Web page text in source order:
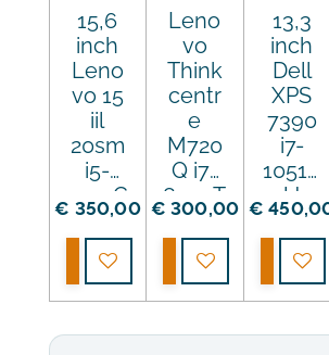
15,6
inch
Leno
vo 15
iil
20sm
i5-
1035G
1
3.6GH
z
16GB
€ 350,00
Bekijk details
Leno
vo
Think
centr
e
M720
Q i7-
8700T
4.0GH
z
16GB
DDR4
€ 300,00
Bekijk details
13,3
inch
Dell
XPS
7390
i7-
10510
U
4.9GH
z
16GB
DDR4
€
Bekijk